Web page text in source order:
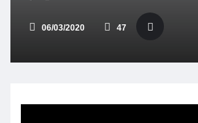
06/03/2020 47